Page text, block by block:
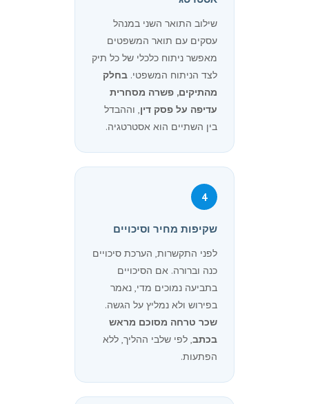
שילוב התואר השני במנהל
עסקים עם תואר המשפטים
מאפשר ניתוח כלכלי של כל תיק
לצד הניתוח המשפטי. בחלק
מהתיקים, פשרה מסחרית
עדיפה על פסק דין, וההבדל
בין השתיים הוא אסטרטגיה.
4
שקיפות מחיר וסיכויים
לפני התקשרות, הערכת סיכויים
כנה וברורה. אם הסיכויים
בתביעה נמוכים מדי, נאמר
בפירוש ולא נמליץ על הגשה.
שכר טרחה מסוכם מראש
בכתב, לפי שלבי ההליך, ללא
הפתעות.